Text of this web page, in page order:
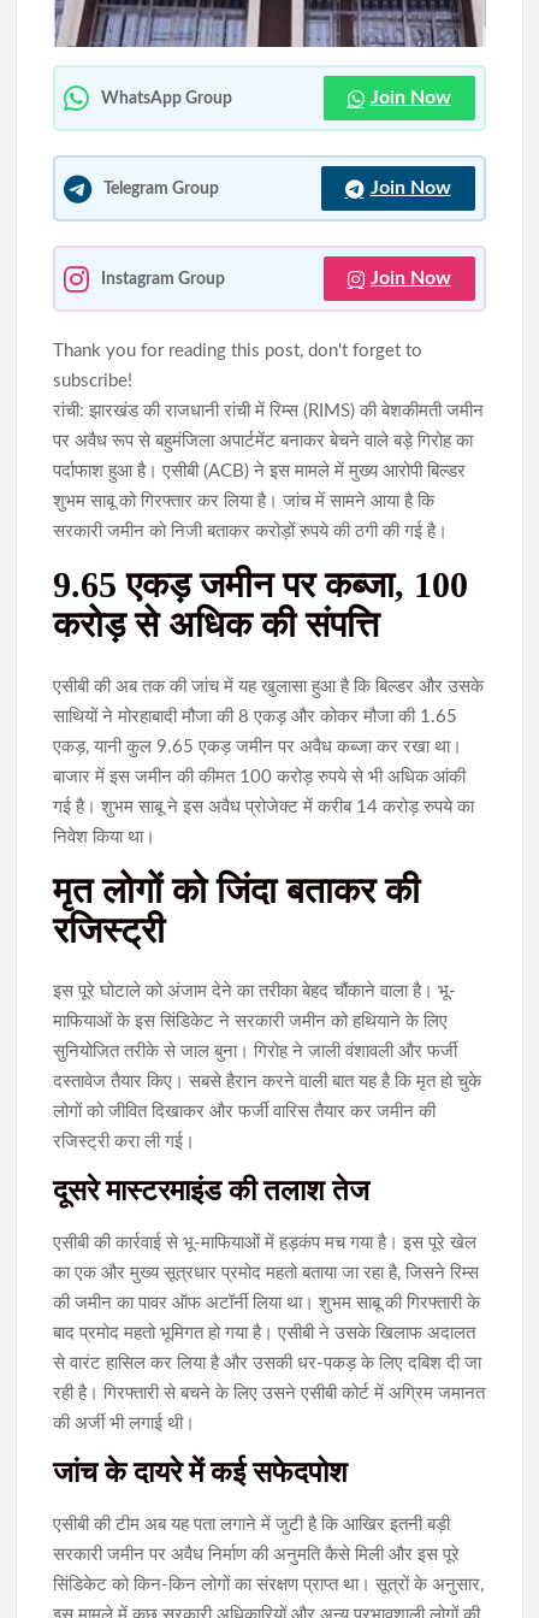
हंगामा, छात्र नेता नेहा बोरा पर फेंकी गई स्याही
WhatsApp Group Join Now
Telegram Group Join Now
Instagram Group Join Now
Thank you for reading this post, don't forget to
subscribe!
रांची: झारखंड की राजधानी रांची में रिम्स (RIMS) की बेशकीमती जमीन
पर अवैध रूप से बहुमंजिला अपार्टमेंट बनाकर बेचने वाले बड़े गिरोह का
पर्दाफाश हुआ है। एसीबी (ACB) ने इस मामले में मुख्य आरोपी बिल्डर
शुभम साबू को गिरफ्तार कर लिया है। जांच में सामने आया है कि
सरकारी जमीन को निजी बताकर करोड़ों रुपये की ठगी की गई है।
9.65 एकड़ जमीन पर कब्जा, 100
करोड़ से अधिक की संपत्ति
एसीबी की अब तक की जांच में यह खुलासा हुआ है कि बिल्डर और उसके
साथियों ने मोरहाबादी मौजा की 8 एकड़ और कोकर मौजा की 1.65
एकड़, यानी कुल 9.65 एकड़ जमीन पर अवैध कब्जा कर रखा था।
बाजार में इस जमीन की कीमत 100 करोड़ रुपये से भी अधिक आंकी
गई है। शुभम साबू ने इस अवैध प्रोजेक्ट में करीब 14 करोड़ रुपये का
निवेश किया था।
मृत लोगों को जिंदा बताकर की
रजिस्ट्री
इस पूरे घोटाले को अंजाम देने का तरीका बेहद चौंकाने वाला है। भू-
माफियाओं के इस सिंडिकेट ने सरकारी जमीन को हथियाने के लिए
सुनियोजित तरीके से जाल बुना। गिरोह ने जाली वंशावली और फर्जी
दस्तावेज तैयार किए। सबसे हैरान करने वाली बात यह है कि मृत हो चुके
लोगों को जीवित दिखाकर और फर्जी वारिस तैयार कर जमीन की
रजिस्ट्री करा ली गई।
दूसरे मास्टरमाइंड की तलाश तेज
एसीबी की कार्रवाई से भू-माफियाओं में हड़कंप मच गया है। इस पूरे खेल
का एक और मुख्य सूत्रधार प्रमोद महतो बताया जा रहा है, जिसने रिम्स
की जमीन का पावर ऑफ अटॉर्नी लिया था। शुभम साबू की गिरफ्तारी के
बाद प्रमोद महतो भूमिगत हो गया है। एसीबी ने उसके खिलाफ अदालत
से वारंट हासिल कर लिया है और उसकी धर-पकड़ के लिए दबिश दी जा
रही है। गिरफ्तारी से बचने के लिए उसने एसीबी कोर्ट में अग्रिम जमानत
की अर्जी भी लगाई थी।
जांच के दायरे में कई सफेदपोश
एसीबी की टीम अब यह पता लगाने में जुटी है कि आखिर इतनी बड़ी
सरकारी जमीन पर अवैध निर्माण की अनुमति कैसे मिली और इस पूरे
सिंडिकेट को किन-किन लोगों का संरक्षण प्राप्त था। सूत्रों के अनुसार,